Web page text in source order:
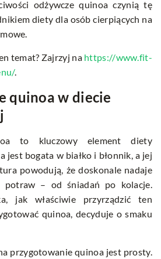
odżywcze quinoa czynią tę
diety dla osób cierpiących na
temat? Zajrzyj na https://www.fit-
.
quinoa w diecie
to kluczowy element diety
jest bogata w białko i błonnik, a jej
powodują, że doskonale nadaje
potraw – od śniadań po kolacje.
jak właściwie przyrządzić ten
quinoa, decyduje o smaku
przygotowanie quinoa jest prosty.